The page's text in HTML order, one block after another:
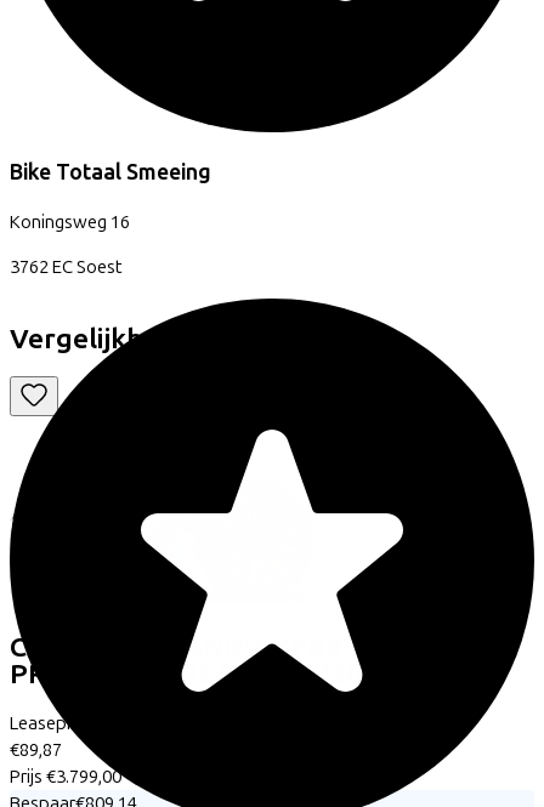
Bike Totaal Smeeing
Koningsweg 16
3762 ECSoest
Vergelijkbare fietsen
Cube
KATHMANDU HYBRID COMFORT
PRO 800 AZURE/BLACK(2026)
Leaseprijs p/m vanaf
€89,87
Prijs €3.799,00